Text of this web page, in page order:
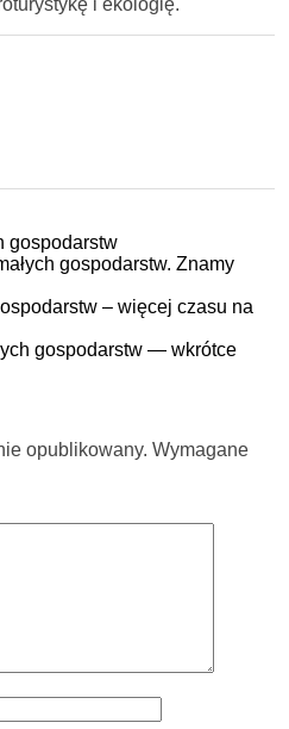
i ekologię.
gospodarstw
gospodarstw. Znamy
– więcej czasu na
gospodarstw — wkrótce
opublikowany. Wymagane